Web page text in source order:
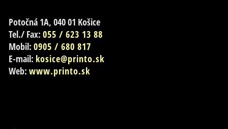
Potočná 1A, 040 01 Košice
Tel./ Fax:055 / 623 13 88
Mobil:0905 / 680 817
E-mail: kosice@printo.sk
Web:www.printo.sk